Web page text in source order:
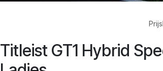
Titleist GT1 Hybrid